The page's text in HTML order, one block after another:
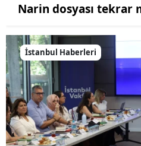
Narin dosyası tekrar
İstanbul Haberleri